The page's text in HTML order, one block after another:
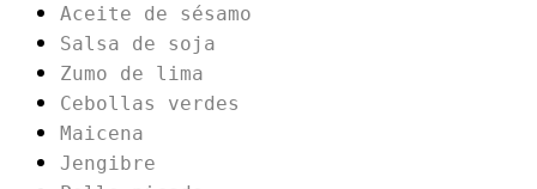
Aceite de sésamo
Salsa de soja
Zumo de lima
Cebollas verdes
Maicena
Jengibre